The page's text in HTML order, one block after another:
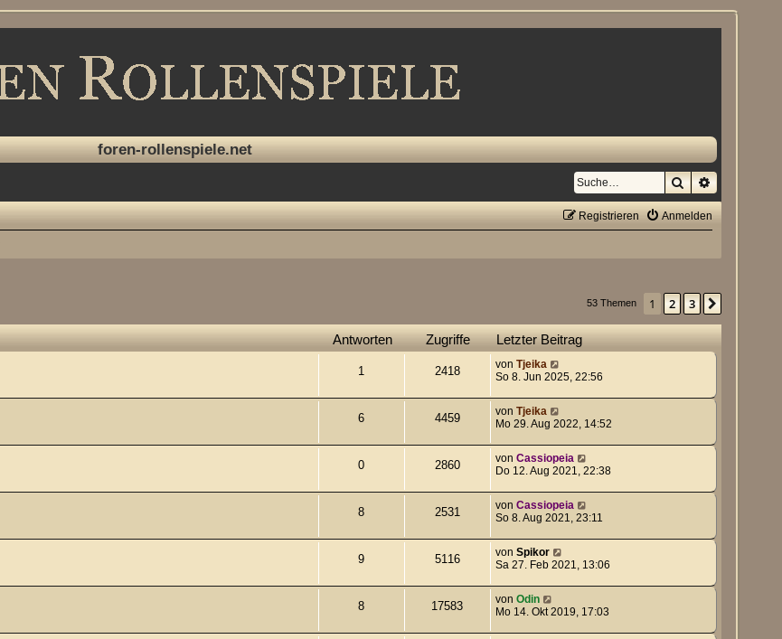
foren-rollenspiele.net
SucheErweiterte
Anmelden
Registrieren
53 Themen 1 2 3
Antworten Zugriffe Letzter Beitrag
1 2418 von Tjeika
So 8. Jun 2025, 22:56
6 4459 von Tjeika
Mo 29. Aug 2022, 14:52
0 2860 von Cassiopeia
Do 12. Aug 2021, 22:38
8 2531 von Cassiopeia
So 8. Aug 2021, 23:11
9 5116 von Spikor
Sa 27. Feb 2021, 13:06
8 17583 von Odin
Mo 14. Okt 2019, 17:03